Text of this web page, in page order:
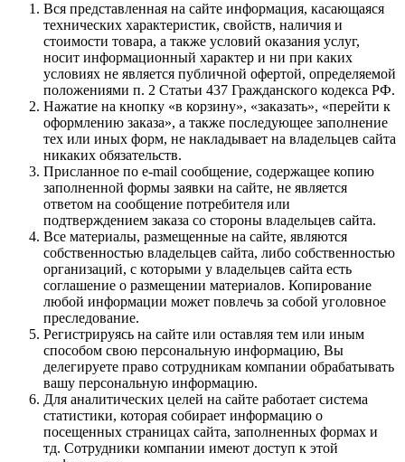
Вся представленная на сайте информация, касающаяся
технических характеристик, свойств, наличия и
стоимости товара, а также условий оказания услуг,
носит информационный характер и ни при каких
условиях не является публичной офертой, определяемой
положениями п. 2 Статьи 437 Гражданского кодекса РФ.
Нажатие на кнопку «в корзину», «заказать», «перейти к
оформлению заказа», а также последующее заполнение
тех или иных форм, не накладывает на владельцев сайта
никаких обязательств.
Присланное по e-mail сообщение, содержащее копию
заполненной формы заявки на сайте, не является
ответом на сообщение потребителя или
подтверждением заказа со стороны владельцев сайта.
Все материалы, размещенные на сайте, являются
собственностью владельцев сайта, либо собственностью
организаций, с которыми у владельцев сайта есть
соглашение о размещении материалов. Копирование
любой информации может повлечь за собой уголовное
преследование.
Регистрируясь на сайте или оставляя тем или иным
способом свою персональную информацию, Вы
делегируете право сотрудникам компании обрабатывать
вашу персональную информацию.
Для аналитических целей на сайте работает система
статистики, которая собирает информацию о
посещенных страницах сайта, заполненных формах и
тд. Сотрудники компании имеют доступ к этой